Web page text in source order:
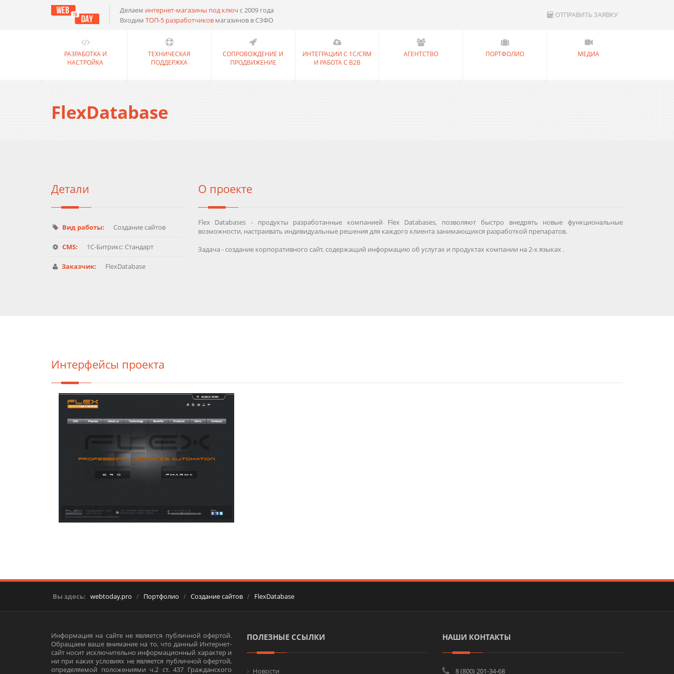
Делаем интернет-магазины под ключ с 2009 года
Входим ТОП-5 разработчиков магазинов в СЗФО
ОТПРАВИТЬ ЗАЯВКУ
РАЗРАБОТКА И
НАСТРОЙКА
ТЕХНИЧЕСКАЯ
ПОДДЕРЖКА
СОПРОВОЖДЕНИЕ И
ПРОДВИЖЕНИЕ
ИНТЕГРАЦИИ С 1С/CRM
И РАБОТА С B2B
АГЕНТСТВО ПОРТФОЛИО МЕДИА
FlexDatabase
Детали
Вид работы: Создание сайтов
CMS: 1C-Битрикс: Стандарт
Заказчик: FlexDatabase
О проекте
Flex Databases - продукты разработанные компанией Flex Databases, позволяют быстро внедрять новые функциональные
возможности, настраивать индивидуальные решения для каждого клиента занимающихся разработкой препаратов.
Задача - создание корпоративного сайт, содержащий информацию об услугах и продуктах компании на 2-х языках .
Интерфейсы проекта
Вы здесь: webtoday.pro / Портфолио / Создание сайтов / FlexDatabase
Информация на сайте не является публичной офертой.
Обращаем ваше внимание на то, что данный Интернет-
сайт носит исключительно информационный характер и
ни при каких условиях не является публичной офертой,
определяемой положениями ч.2 ст. 437 Гражданского
ПОЛЕЗНЫЕ ССЫЛКИ
Новости
НАШИ КОНТАКТЫ
8 (800) 201-34-68